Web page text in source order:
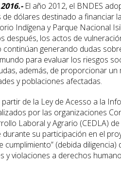
El año 2012, el BNDES
dólares destinado a financiar
Indígena y Parque Nacional
después, los actos de
generando dudas
para evaluar los riesgos
además, de proporcionar
y poblaciones afectadas.
de la Ley de Acesso a la
por las organizaciones
Laboral y Agrario (CEDLA)
su participación en el
cumplimiento” (debida
y violaciones a derechos